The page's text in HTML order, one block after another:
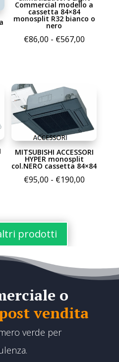
Commercial modello a
cassetta 84×84
monosplit R32 bianco o
nero
€86,00 - €567,00Fascia
a
€567,00
MITSUBISHI ACCESSORI
HYPER monosplit
col.NERO cassetta 84×84
€95,00 - €190,00Fascia
prodotti
o
vendita
verde per